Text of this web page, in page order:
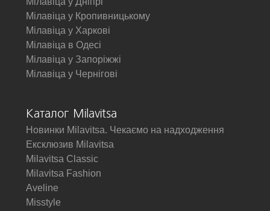
Мілавіца у Кропивницькому
Мілавіца у Харкові
Мілавіца в Одесі
Мілавіца у Запоріжжі
Мілавіца у Чернігові
Каталог Milavitsa
Новинки Milavitsa. Чекаємо на надходження
Ексклюзив Milavitsa
Milavitsa Classic
Milavitsa Fashion
Aveline
Misstyle